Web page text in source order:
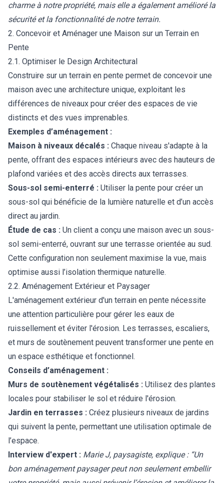
charme à notre propriété, mais elle a également amélioré la
sécurité et la fonctionnalité de notre terrain.
2. Concevoir et Aménager une Maison sur un Terrain en
Pente
2.1. Optimiser le Design Architectural
Construire sur un terrain en pente permet de concevoir une
maison avec une architecture unique, exploitant les
différences de niveaux pour créer des espaces de vie
distincts et des vues imprenables.
Exemples d’aménagement :
Maison à niveaux décalés : Chaque niveau s'adapte à la
pente, offrant des espaces intérieurs avec des hauteurs de
plafond variées et des accès directs aux terrasses.
Sous-sol semi-enterré : Utiliser la pente pour créer un
sous-sol qui bénéficie de la lumière naturelle et d’un accès
direct au jardin.
Étude de cas : Un client a conçu une maison avec un sous-
sol semi-enterré, ouvrant sur une terrasse orientée au sud.
Cette configuration non seulement maximise la vue, mais
optimise aussi l’isolation thermique naturelle.
2.2. Aménagement Extérieur et Paysager
L'aménagement extérieur d'un terrain en pente nécessite
une attention particulière pour gérer les eaux de
ruissellement et éviter l'érosion. Les terrasses, escaliers,
et murs de soutènement peuvent transformer une pente en
un espace esthétique et fonctionnel.
Conseils d’aménagement :
Murs de soutènement végétalisés : Utilisez des plantes
locales pour stabiliser le sol et réduire l'érosion.
Jardin en terrasses : Créez plusieurs niveaux de jardins
qui suivent la pente, permettant une utilisation optimale de
l’espace.
Interview d'expert : Marie J, paysagiste, explique : “Un
bon aménagement paysager peut non seulement embellir